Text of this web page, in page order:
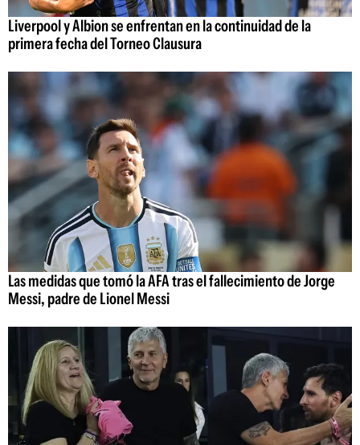
Liverpool y Albion se enfrentan en la continuidad de la
primera fecha del Torneo Clausura
Las medidas que tomó la AFA tras el fallecimiento de Jorge
Messi, padre de Lionel Messi